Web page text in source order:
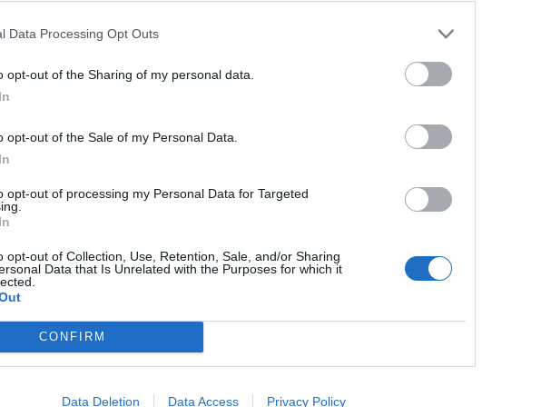
Data Processing Opt Outs
opt-out of the Sharing of my personal data.
opt-out of the Sale of my Personal Data.
opt-out of processing my Personal Data for Targeted
opt-out of Collection, Use, Retention, Sale, and/or Sharing
Data that Is Unrelated with the Purposes for which it
CONFIRM
Data Deletion Data Access Privacy Policy
Bce come piattaforma comune
improponibile, perché governare
non alle banche. Ma adesso la
tra riformismo e populismo, fra quanti
scuotere l'immobilismo strutturale del
di privilegi anacronistici e iniqui. Adesso
di governo» che può essere fatto
l'Italia. E sorprende, o forse no,
il piano economico ne prenda di mira
travisandolo: l'ipotesi dei
più facili. Un'ipotesi che riguarda
sette per cento delle aziende italiane,
93 è formato da imprese con